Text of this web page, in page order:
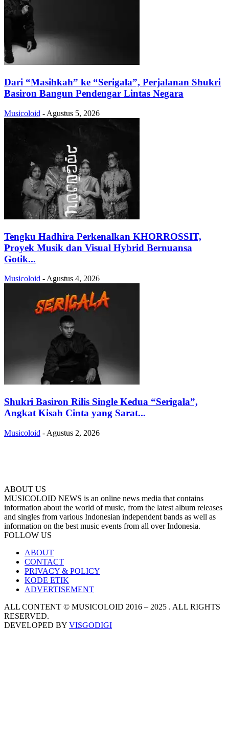
Dari “Masihkah” ke “Serigala”, Perjalanan Shukri
Basiron Bangun Pendengar Lintas Negara
Musicoloid - Agustus 5, 2026
Tengku Hadhira Perkenalkan KHORROSSIT,
Proyek Musik dan Visual Hybrid Bernuansa
Gotik...
Musicoloid - Agustus 4, 2026
Shukri Basiron Rilis Single Kedua “Serigala”,
Angkat Kisah Cinta yang Sarat...
Musicoloid - Agustus 2, 2026
ABOUT US
MUSICOLOID NEWS is an online news media that contains
information about the world of music, from the latest album releases
and singles from various Indonesian independent bands as well as
information on the best music events from all over Indonesia.
FOLLOW US
ABOUT
CONTACT
PRIVACY & POLICY
KODE ETIK
ADVERTISEMENT
ALL CONTENT © MUSICOLOID 2016 – 2025 . ALL RIGHTS
RESERVED.
DEVELOPED BY VISGODIGI